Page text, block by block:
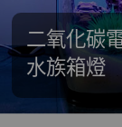
二氧化碳
水族箱燈